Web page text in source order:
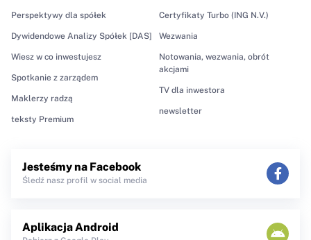
Perspektywy dla spółek
Dywidendowe Analizy Spółek [DAS]
Wiesz w co inwestujesz
Spotkanie z zarządem
Maklerzy radzą
teksty Premium
Certyfikaty Turbo (ING N.V.)
Wezwania
Notowania, wezwania, obrót
akcjami
TV dla inwestora
newsletter
Jesteśmy na Facebook
Śledź nasz profil w social media
Aplikacja Android